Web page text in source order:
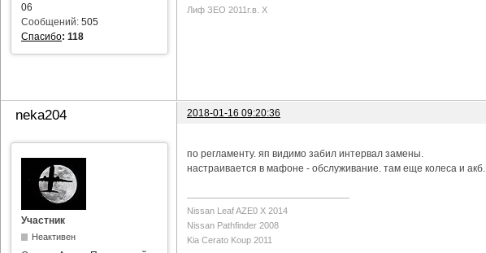
06
Сообщений: 505
Спасибо: 118
Лиф ЗЕО 2011г.в. Х
neka204 2018-01-16 09:20:36
Участник
Неактивен
по регламенту. яп видимо забил интервал замены.
настраивается в мафоне - обслуживание. там еще колеса и акб.
Nissan Leaf AZE0 X 2014
Nissan Pathfinder 2008
Kia Cerato Koup 2011